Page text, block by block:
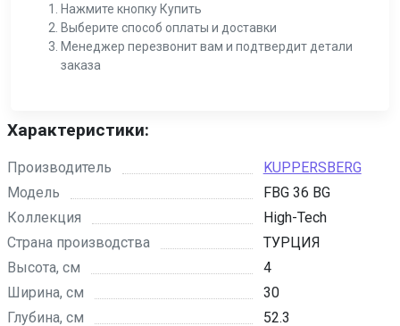
Нажмите кнопку Купить
Выберите способ оплаты и доставки
Менеджер перезвонит вам и подтвердит детали
заказа
Характеристики:
Производитель
KUPPERSBERG
Модель
FBG 36 BG
Коллекция
High-Tech
Страна производства
ТУРЦИЯ
Высота, см
4
Ширина, см
30
Глубина, см
52.3